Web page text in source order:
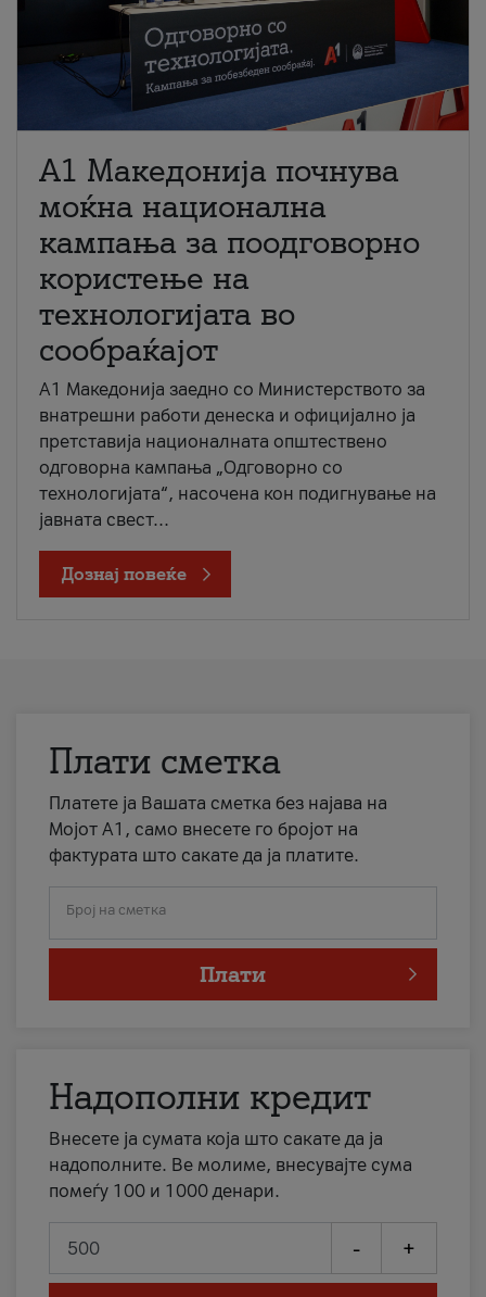
A1 Македонија почнува
моќна национална
кампања за поодговорно
користење на
технологијата во
сообраќајот
A1 Македонија заедно со Министерството за
внатрешни работи денеска и официјално ја
претставија националната општествено
одговорна кампања „Одговорно со
технологијата“, насочена кон подигнување на
јавната свест...
Дознај повеќе
Плати сметка
Платете ја Вашата сметка без најава на
Мојот А1, само внесете го бројот на
фактурата што сакате да ја платите.
Број на сметка
Плати
Надополни кредит
Внесете ја сумата која што сакате да ја
надополните. Ве молиме, внесувајте сума
помеѓу 100 и 1000 денари.
- +